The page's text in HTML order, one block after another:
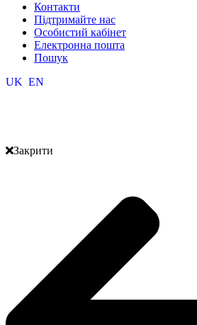
Контакти
Підтримайте нас
Особистий кабінет
Електронна пошта
Пошук
UK EN
Закрити